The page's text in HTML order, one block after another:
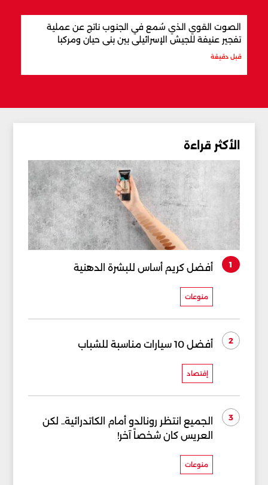
الصوت القوي الذي سُمع في الجنوب ناتج عن عملية
تفجير عنيفة للجيش الإسرائيلي بين بني حيان ومركبا
قبل دقيقة
الأكثر قراءة
1 أفضل كريم أساس للبشرة الدهنية
منوعات
2 أفضل 10 سيارات مناسبة للشباب
إقتصاد
3
الجميع انتظر رونالدو أمام الكاتدرائية.. لكن
العريس كان شخصاً آخر!
منوعات